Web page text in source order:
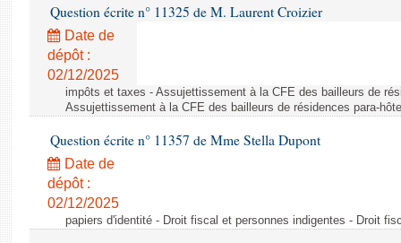
Question écrite n° 11325 de M. Laurent Croizier
Date de
dépôt :
02/12/2025
impôts et taxes - Assujettissement à la CFE des bailleurs de
Assujettissement à la CFE des bailleurs de résidences para-
Question écrite n° 11357 de Mme Stella Dupont
Date de
dépôt :
02/12/2025
papiers d'identité - Droit fiscal et personnes indigentes - Droit